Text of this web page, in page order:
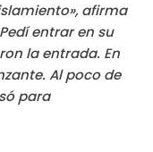
afirma
entrar en su
la entrada. En
Al poco de
para